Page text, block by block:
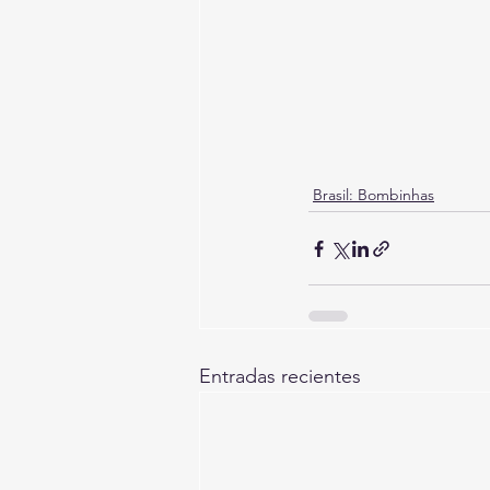
Brasil: Bombinhas
Entradas recientes